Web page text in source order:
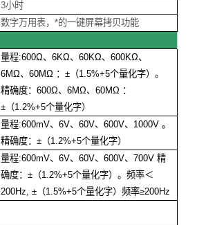
3小时
数字万用表，*的一键屏幕拷贝功能
量程:600Ω、6KΩ、60KΩ、600KΩ、
6MΩ、60MΩ ：±（1.5%+5个量化字）。
精确度：600Ω、6MΩ、60MΩ ：
±（1.2%+5个量化字）
量程:600mV、6V、60V、600V、1000V 。
精确度：±（1.2%+5个量化字）
量程:600mV、6V、60V、600V、700V 精
确度：±（1.2%+5个量化字）。频率＜
200Hz, ±（1.5%+5个量化字）频率≥200Hz